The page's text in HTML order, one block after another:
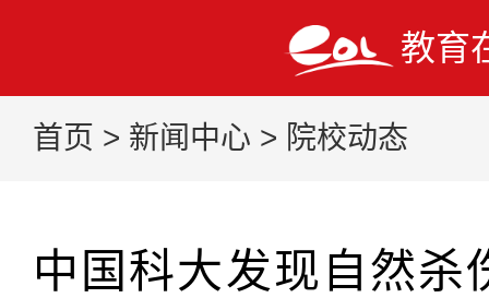
教育
首页 > 新闻中心 > 院校动态
中国科大发现自然杀